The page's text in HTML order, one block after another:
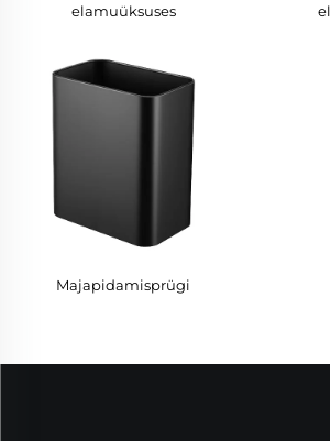
elamuüksuses
Majapidamisprügi